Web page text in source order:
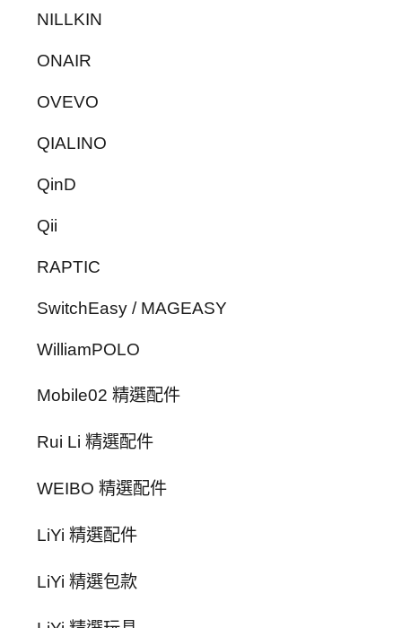
NILLKIN
ONAIR
OVEVO
QIALINO
QinD
Qii
RAPTIC
SwitchEasy / MAGEASY
WilliamPOLO
Mobile02 精選配件
Rui Li 精選配件
WEIBO 精選配件
LiYi 精選配件
LiYi 精選包款